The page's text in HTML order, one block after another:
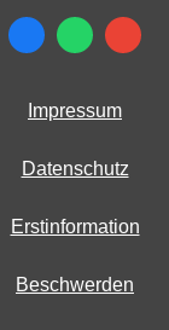
Impressum
Datenschutz
Erstinformation
Beschwerden